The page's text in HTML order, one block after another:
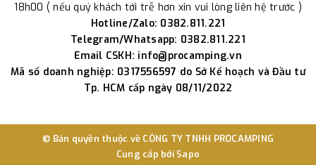
18h00 ( nếu quý khách tới trễ hơn xin vui lòng liên hệ trước )
Hotline/Zalo: 0382.811.221
Telegram/Whatsapp: 0382.811.221
Email CSKH: info@procamping.vn
Mã số doanh nghiệp: 0317556597 do Sở Kế hoạch và Đầu tư
Tp. HCM cấp ngày 08/11/2022
© Bản quyền thuộc về CÔNG TY TNHH PROCAMPING
Cung cấp bởi Sapo